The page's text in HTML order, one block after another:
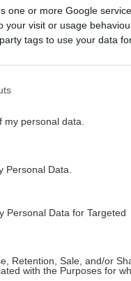
one or more Google
your visit or usage
tags to use your data
personal data.
Personal Data.
Personal Data for Targeted
Retention, Sale, and/or
with the Purposes for